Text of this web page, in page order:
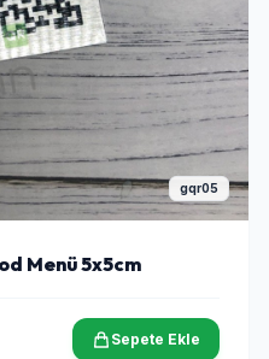
gqr05
Menü 5x5cm
Sepete Ekle